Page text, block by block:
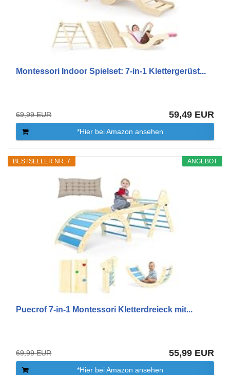
Montessori Indoor Spielset: 7-in-1 Klettergerüst...
69,99 EUR 59,49 EUR
*Hier bei Amazon ansehen
ANGEBOT
BESTSELLER NR. 7
Puecrof 7-in-1 Montessori Kletterdreieck mit...
69,99 EUR 55,99 EUR
*Hier bei Amazon ansehen